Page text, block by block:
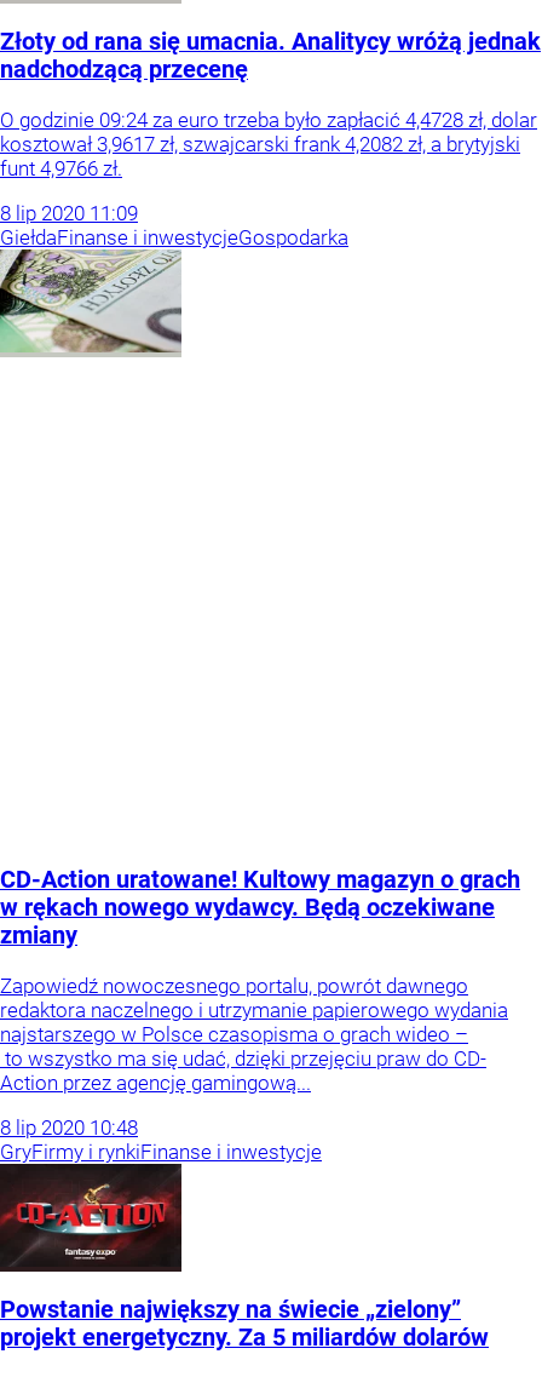
Złoty od rana się umacnia. Analitycy wróżą jednak
nadchodzącą przecenę
O godzinie 09:24 za euro trzeba było zapłacić 4,4728 zł, dolar
kosztował 3,9617 zł, szwajcarski frank 4,2082 zł, a brytyjski
funt 4,9766 zł.
8 lip 2020 11:09
GiełdaFinanse i inwestycjeGospodarka
CD-Action uratowane! Kultowy magazyn o grach
w rękach nowego wydawcy. Będą oczekiwane
zmiany
Zapowiedź nowoczesnego portalu, powrót dawnego
redaktora naczelnego i utrzymanie papierowego wydania
najstarszego w Polsce czasopisma o grach wideo –
to wszystko ma się udać, dzięki przejęciu praw do CD-
Action przez agencję gamingową...
8 lip 2020 10:48
GryFirmy i rynkiFinanse i inwestycje
Powstanie największy na świecie „zielony”
projekt energetyczny. Za 5 miliardów dolarów